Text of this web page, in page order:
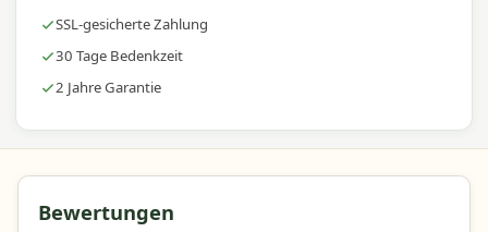
Langlebigkeit und Benutzerfreundlichkeit – ideal für
SSL-gesicherte Zahlung
30 Tage Bedenkzeit
2 Jahre Garantie
Bewertungen